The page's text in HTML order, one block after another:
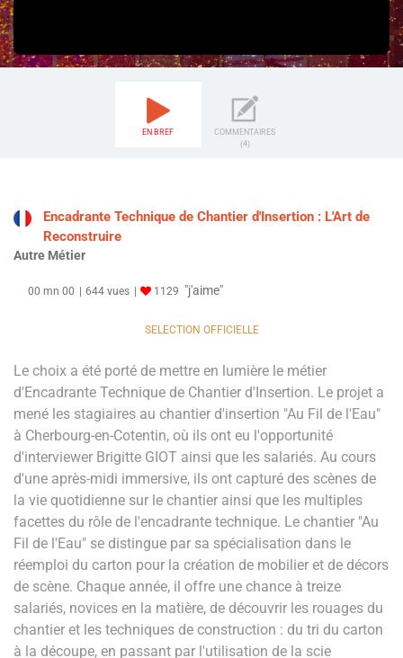
EN BREF
COMMENTAIRES
(4)
Encadrante Technique de Chantier d'Insertion : L'Art de
Reconstruire
Autre Métier
00 mn 00 644 vues 1129 "j'aime"
SELECTION OFFICIELLE
Le choix a été porté de mettre en lumière le métier
d'Encadrante Technique de Chantier d'Insertion. Le projet a
mené les stagiaires au chantier d'insertion "Au Fil de l'Eau"
à Cherbourg-en-Cotentin, où ils ont eu l'opportunité
d'interviewer Brigitte GIOT ainsi que les salariés. Au cours
d'une après-midi immersive, ils ont capturé des scènes de
la vie quotidienne sur le chantier ainsi que les multiples
facettes du rôle de l'encadrante technique. Le chantier "Au
Fil de l'Eau" se distingue par sa spécialisation dans le
réemploi du carton pour la création de mobilier et de décors
de scène. Chaque année, il offre une chance à treize
salariés, novices en la matière, de découvrir les rouages du
chantier et les techniques de construction : du tri du carton
à la découpe, en passant par l'utilisation de la scie